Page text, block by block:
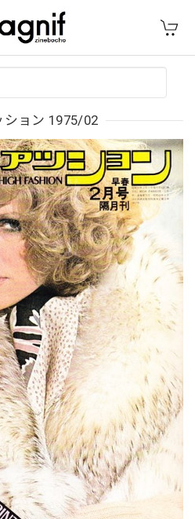
ョン 1975/02